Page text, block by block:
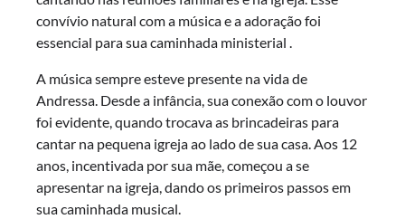
convívio natural com a música e a adoração foi
essencial para sua caminhada ministerial .
A música sempre esteve presente na vida de
Andressa. Desde a infância, sua conexão com o louvor
foi evidente, quando trocava as brincadeiras para
cantar na pequena igreja ao lado de sua casa. Aos 12
anos, incentivada por sua mãe, começou a se
apresentar na igreja, dando os primeiros passos em
sua caminhada musical.